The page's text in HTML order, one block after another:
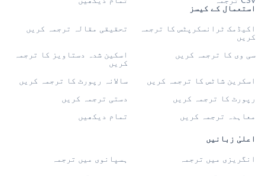
استعمال کے کیسز
اکیڈمک ٹرانسکرپٹس کا ترجمہ
کریں
تحقیقی مقالہ ترجمہ کریں
سی وی کا ترجمہ کریں اسکین شدہ دستاویز کا ترجمہ
کریں
اسکرین شاٹس کا ترجمہ کریں
سالانہ رپورٹ کا ترجمہ کریں
رپورٹ کا ترجمہ کریں
دستی ترجمہ کریں
معاہدہ ترجمہ کریں
تمام دیکھیں
اعلیٰ زبانیں
انگریزی میں ترجمہ
ہسپانوی میں ترجمہ